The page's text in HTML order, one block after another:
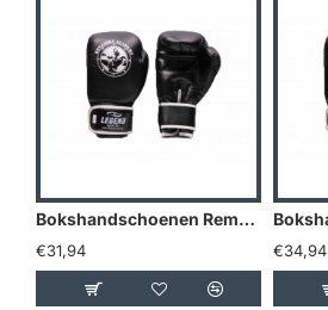
Bokshandschoenen Remy Bonjasky Legend zwart - Maat: 8oz
€31,94 €34,94